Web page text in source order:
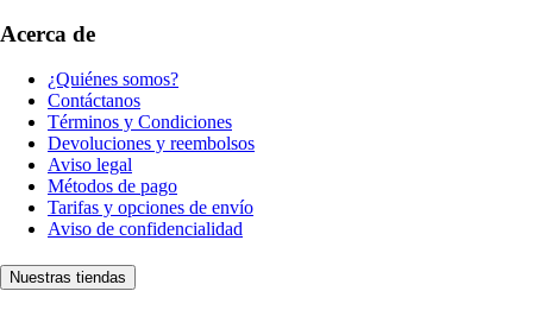
Acerca de
¿Quiénes somos?
Contáctanos
Términos y Condiciones
Devoluciones y reembolsos
Aviso legal
Métodos de pago
Tarifas y opciones de envío
Aviso de confidencialidad
Nuestras tiendas